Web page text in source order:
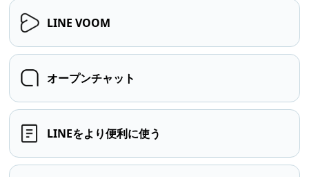
LINE VOOM
オープンチャット
LINEをより便利に使う